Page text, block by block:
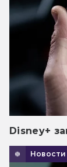
Disney+
Новости